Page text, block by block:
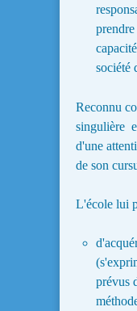
société
Reconnu
singulière
d'une
de son
L'école lui
prévus